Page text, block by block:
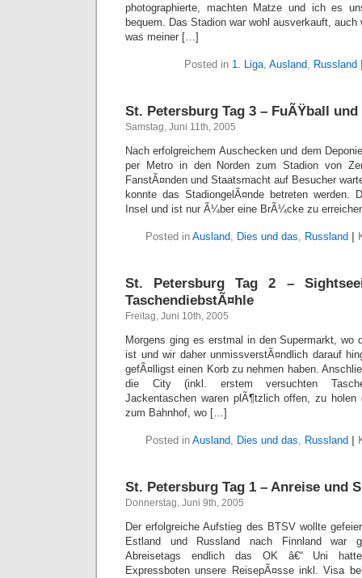
photographierte, machten Matze und ich es
bequem. Das Stadion war wohl ausverkauft,
was meiner […]
Posted in 1. Liga, Ausland, Russland
St. Petersburg Tag 3 – FuÃŸball und
Samstag, Juni 11th, 2005
Nach erfolgreichem Auschecken und dem
per Metro in den Norden zum Stadion von
FanstÃ¤nden und Staatsmacht auf Besucher
konnte das StadiongelÃ¤nde betreten werden.
Insel und ist nur Ã¼ber eine BrÃ¼cke zu
Posted in Ausland, Dies und das, Russland
St. Petersburg Tag 2 –
TaschendiebstÃ¤hle
Freitag, Juni 10th, 2005
Morgens ging es erstmal in den Supermarkt, wo
ist und wir daher unmissverstÃ¤ndlich darauf
gefÃ¤lligst einen Korb zu nehmen haben.
die City (inkl. erstem versuchten
Jackentaschen waren plÃ¶tzlich offen, zu
zum Bahnhof, wo […]
Posted in Ausland, Dies und das, Russland
St. Petersburg Tag 1 – Anreise und
Donnerstag, Juni 9th, 2005
Der erfolgreiche Aufstieg des BTSV wollte
Estland und Russland nach Finnland war
Abreisetags endlich das OK â€“ Uni
Expressboten unsere ReisepÃ¤sse inkl. Visa